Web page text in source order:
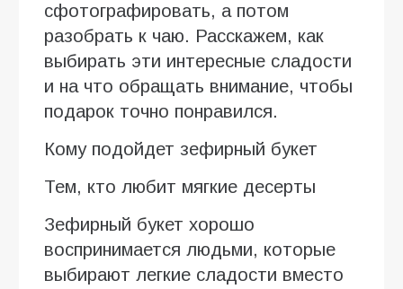
сфотографировать, а потом
разобрать к чаю. Расскажем, как
выбирать эти интересные сладости
и на что обращать внимание, чтобы
подарок точно понравился.
Кому подойдет зефирный букет
Тем, кто любит мягкие десерты
Зефирный букет хорошо
воспринимается людьми, которые
выбирают легкие сладости вместо